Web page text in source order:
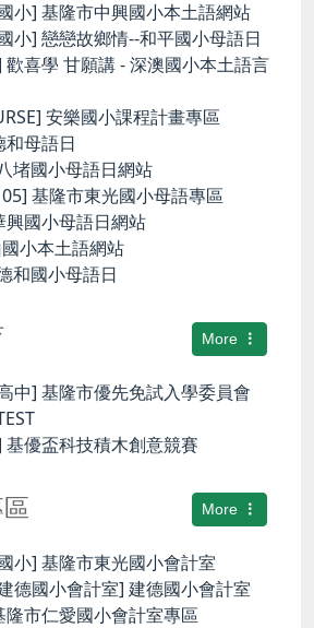
小] 基隆市中興國小本土語網站
小] 戀戀故鄉情--和平國小母語日
歡喜學 甘願講 - 深澳國小本土語言
安樂國小課程計畫專區
和母語日
堵國小母語日網站
基隆市東光國小母語專區
興國小母語日網站
小本土語網站
和國小母語日
More
中] 基隆市優先免試入學委員會
基優盃科技積木創意競賽
More
小] 基隆市東光國小會計室
德國小會計室] 建德國小會計室
隆市仁愛國小會計室專區